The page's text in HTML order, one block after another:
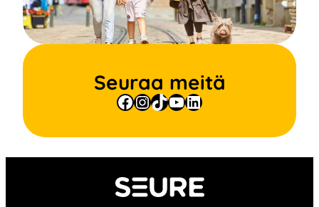
Seuraa meitä
Facebook
Instagram
TikTok
YouTube
LinkedIn